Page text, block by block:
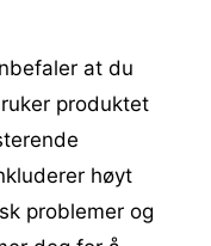
at du
produktet
høyt
problemer og